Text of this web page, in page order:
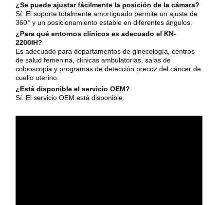
¿Se puede ajustar fácilmente la posición de la cámara?
Sí. El soporte totalmente amortiguado permite un ajuste de
360° y un posicionamiento estable en diferentes ángulos.
¿Para qué entornos clínicos es adecuado el KN-
2200IH?
Es adecuado para departamentos de ginecología, centros
de salud femenina, clínicas ambulatorias, salas de
colposcopia y programas de detección precoz del cáncer de
cuello uterino.
¿Está disponible el servicio OEM?
Sí. El servicio OEM está disponible.